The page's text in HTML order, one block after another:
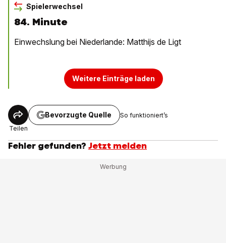
Spielerwechsel
84. Minute
Einwechslung bei Niederlande: Matthijs de Ligt
Weitere Einträge laden
Teilen
Bevorzugte Quelle So funktioniert’s
Fehler gefunden? Jetzt melden